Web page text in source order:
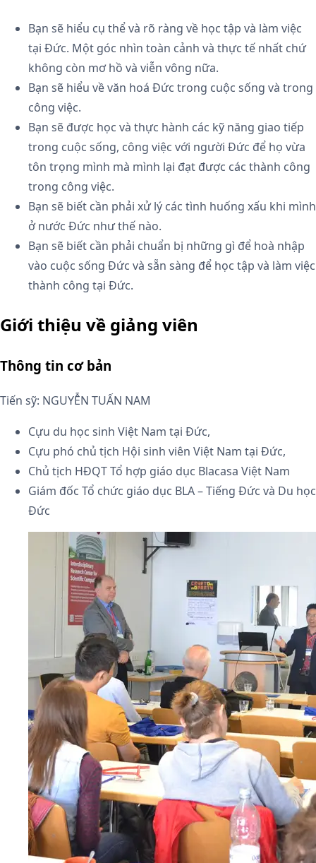
Bạn sẽ hiểu cụ thể và rõ ràng về học tập và làm việc
tại Đức. Một góc nhìn toàn cảnh và thực tế nhất chứ
không còn mơ hồ và viễn vông nữa.
Bạn sẽ hiểu về văn hoá Đức trong cuộc sống và trong
công việc.
Bạn sẽ được học và thực hành các kỹ năng giao tiếp
trong cuộc sống, công việc với người Đức để họ vừa
tôn trọng mình mà mình lại đạt được các thành công
trong công việc.
Bạn sẽ biết cần phải xử lý các tình huống xấu khi mình
ở nước Đức như thế nào.
Bạn sẽ biết cần phải chuẩn bị những gì để hoà nhập
vào cuộc sống Đức và sẵn sàng để học tập và làm việc
thành công tại Đức.
Giới thiệu về giảng viên
Thông tin cơ bản
Tiến sỹ: NGUYỄN TUẤN NAM
Cựu du học sinh Việt Nam tại Đức,
Cựu phó chủ tịch Hội sinh viên Việt Nam tại Đức,
Chủ tịch HĐQT Tổ hợp giáo dục Blacasa Việt Nam
Giám đốc Tổ chức giáo dục BLA – Tiếng Đức và Du học
Đức